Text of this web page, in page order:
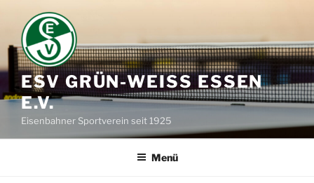
Inhalt
springen
ESV GRÜN-WEISS ESSEN E
.V.
Eisenbahner Sportverein seit 1925
Menü